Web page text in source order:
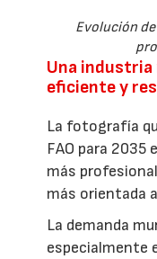
Evolución
Una
eficiente y
La fotografía
FAO para 2035
más
más orientada
La demanda
especialmente